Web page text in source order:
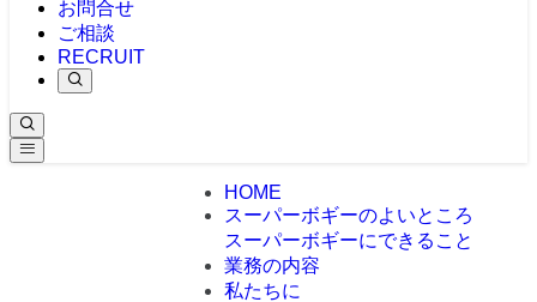
お問合せ
ご相談
RECRUIT
HOME
スーパーボギーのよいところ
スーパーボギーにできること
業務の内容
私たちに